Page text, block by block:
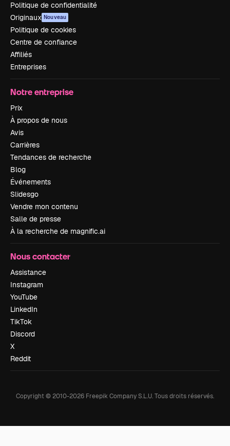
Politique de confidentialité
Originaux Nouveau
Politique de cookies
Centre de confiance
Affiliés
Entreprises
Notre entreprise
Prix
À propos de nous
Avis
Carrières
Tendances de recherche
Blog
Événements
Slidesgo
Vendre mon contenu
Salle de presse
À la recherche de magnific.ai
Nous contacter
Assistance
Instagram
YouTube
LinkedIn
TikTok
Discord
X
Reddit
Copyright © 2010-2026 Freepik Company S.L.U.Tous droits réservés.